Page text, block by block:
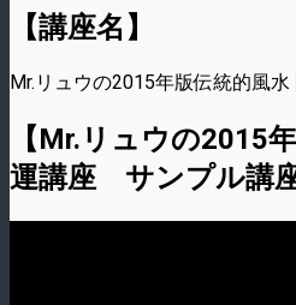
【講座名】
Mr.リュウの2015年版伝統的風水
【Mr.リュウの2015
運講座 サンプル講座